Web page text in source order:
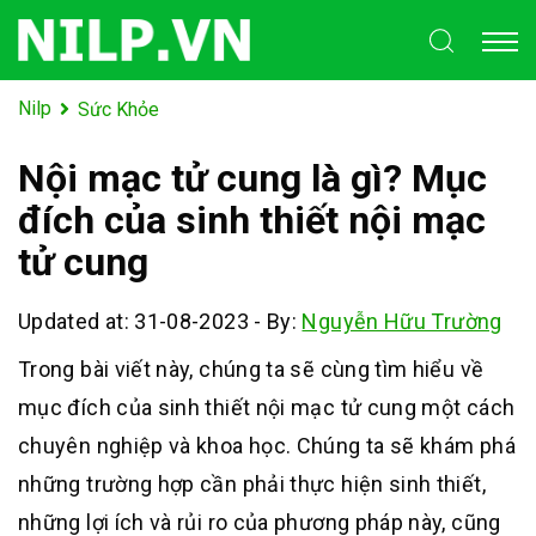
Nilp Sức Khỏe
Nội mạc tử cung là gì? Mục
đích của sinh thiết nội mạc
tử cung
Updated at: 31-08-2023 - By: Nguyễn Hữu Trường
Trong bài viết này, chúng ta sẽ cùng tìm hiểu về
mục đích của sinh thiết nội mạc tử cung một cách
chuyên nghiệp và khoa học. Chúng ta sẽ khám phá
những trường hợp cần phải thực hiện sinh thiết,
những lợi ích và rủi ro của phương pháp này, cũng